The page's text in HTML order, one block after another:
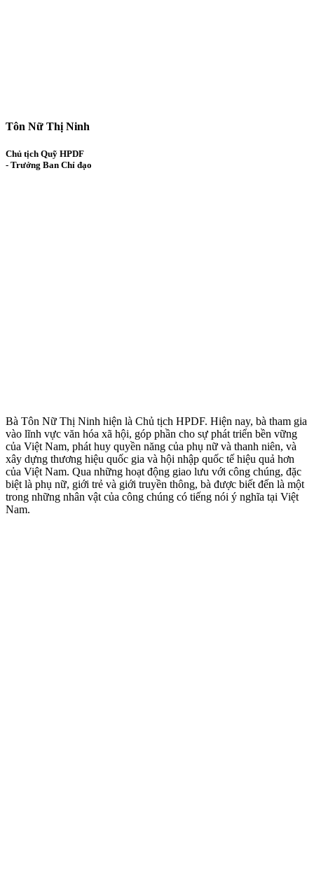
Tôn Nữ Thị Ninh
Chủ tịch Quỹ HPDF
- Trưởng Ban Chỉ đạo
Bà Tôn Nữ Thị Ninh hiện là Chủ tịch HPDF. Hiện nay, bà tham gia
vào lĩnh vực văn hóa xã hội, góp phần cho sự phát triển bền vững
của Việt Nam, phát huy quyền năng của phụ nữ và thanh niên, và
xây dựng thương hiệu quốc gia và hội nhập quốc tế hiệu quả hơn
của Việt Nam. Qua những hoạt động giao lưu với công chúng, đặc
biệt là phụ nữ, giới trẻ và giới truyền thông, bà được biết đến là một
trong những nhân vật của công chúng có tiếng nói ý nghĩa tại Việt
Nam.